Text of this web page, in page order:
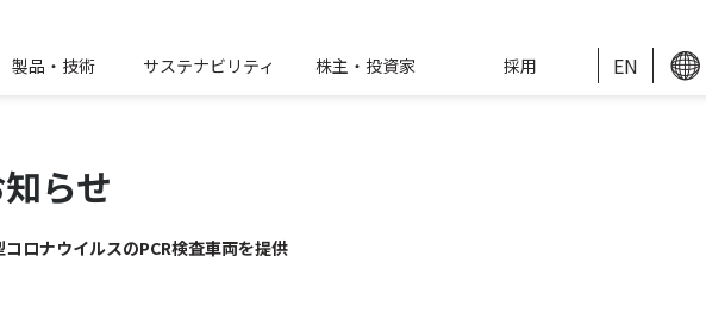
製品・技術 サステナビリティ 株主・投資家 採用 EN
らせ
コロナウイルスのPCR検査車両を提供